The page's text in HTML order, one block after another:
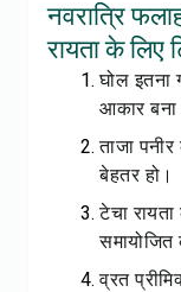
नवरात्रि
रायता के लिए
घोल इतना
आकार बना
ताजा
बेहतर हो।
टेचा रायता
समायोजित
व्रत